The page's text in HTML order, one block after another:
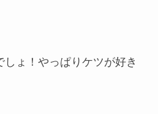
しょ！やっぱりケツが好き